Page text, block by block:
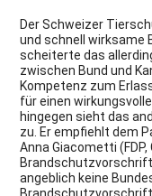
Der Schweizer
und schnell wirksame
scheiterte das
zwischen Bund und
Kompetenz zum
für einen
hingegen sieht das
zu. Er empfiehlt dem
Anna Giacometti
angeblich keine